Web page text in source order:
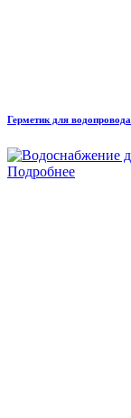
Герметик для
Подробнее